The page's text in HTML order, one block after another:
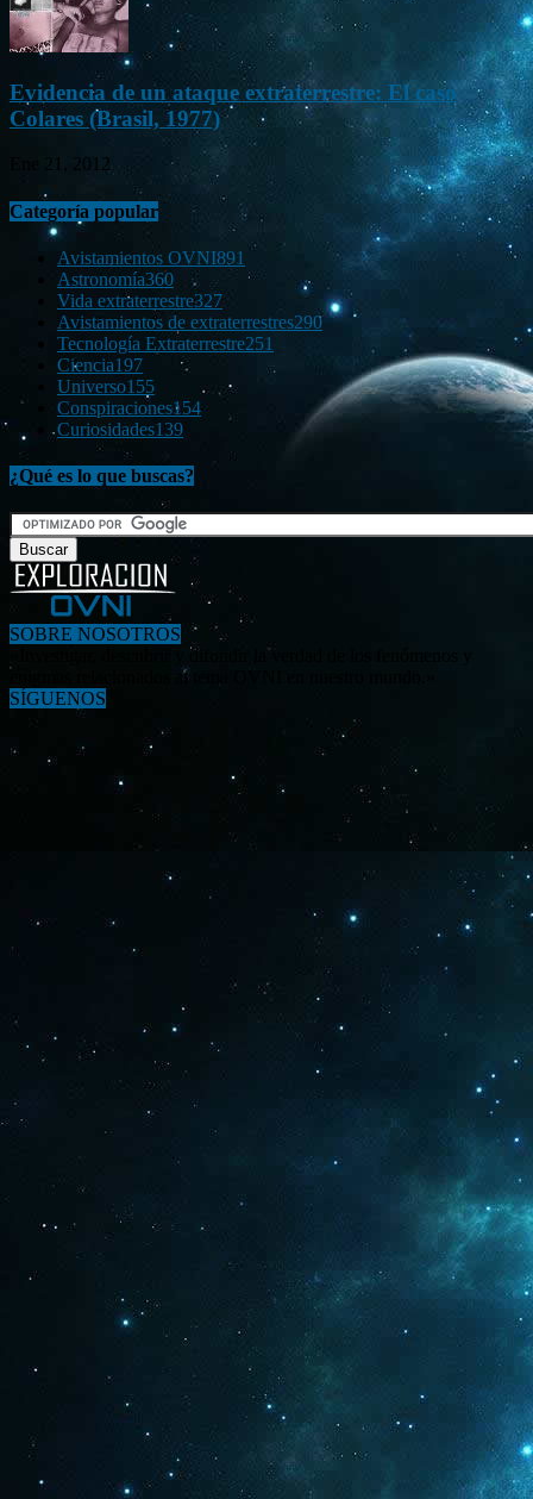
Evidencia de un ataque extraterrestre: El caso
Colares (Brasil, 1977)
Ene 21, 2012
Categoría popular
Avistamientos OVNI891
Astronomía360
Vida extraterrestre327
Avistamientos de extraterrestres290
Tecnología Extraterrestre251
Ciencia197
Universo155
Conspiraciones154
Curiosidades139
¿Qué es lo que buscas?
SOBRE NOSOTROS
«Investigar, descubrir y difundir la verdad de los fenómenos y
enigmas relacionados al tema OVNI en nuestro mundo.»
SÍGUENOS